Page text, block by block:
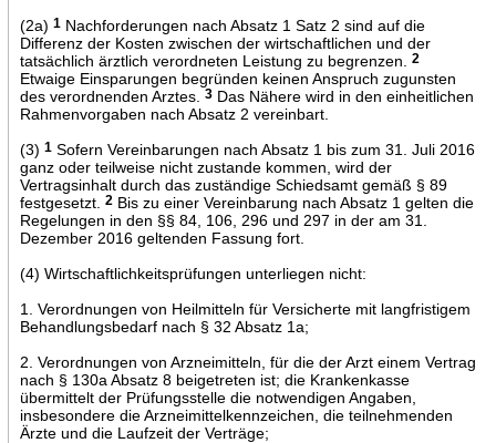
(2a) 1Nachforderungen nach Absatz 1 Satz 2 sind auf die
Differenz der Kosten zwischen der wirtschaftlichen und der
tatsächlich ärztlich verordneten Leistung zu begrenzen.
2
Etwaige Einsparungen begründen keinen Anspruch zugunsten
des verordnenden Arztes.
3Das Nähere wird in den einheitlichen
Rahmenvorgaben nach Absatz 2 vereinbart.
(3) 1Sofern Vereinbarungen nach Absatz 1 bis zum 31. Juli 2016
ganz oder teilweise nicht zustande kommen, wird der
Vertragsinhalt durch das zuständige Schiedsamt gemäß § 89
festgesetzt.
2Bis zu einer Vereinbarung nach Absatz 1 gelten die
Regelungen in den §§ 84, 106, 296 und 297 in der am 31.
Dezember 2016 geltenden Fassung fort.
(4) Wirtschaftlichkeitsprüfungen unterliegen nicht:
1. Verordnungen von Heilmitteln für Versicherte mit langfristigem
Behandlungsbedarf nach § 32 Absatz 1a;
2. Verordnungen von Arzneimitteln, für die der Arzt einem Vertrag
nach § 130a Absatz 8 beigetreten ist; die Krankenkasse
übermittelt der Prüfungsstelle die notwendigen Angaben,
insbesondere die Arzneimittelkennzeichen, die teilnehmenden
Ärzte und die Laufzeit der Verträge;